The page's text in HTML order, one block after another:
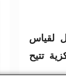
لقياس
تتيح